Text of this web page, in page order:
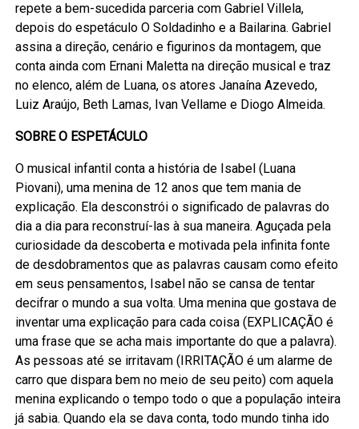
repete a bem-sucedida parceria com Gabriel Villela,
depois do espetáculo O Soldadinho e a Bailarina. Gabriel
assina a direção, cenário e figurinos da montagem, que
conta ainda com Ernani Maletta na direção musical e traz
no elenco, além de Luana, os atores Janaína Azevedo,
Luiz Araújo, Beth Lamas, Ivan Vellame e Diogo Almeida.
SOBRE O ESPETÁCULO
O musical infantil conta a história de Isabel (Luana
Piovani), uma menina de 12 anos que tem mania de
explicação. Ela desconstrói o significado de palavras do
dia a dia para reconstruí-las à sua maneira. Aguçada pela
curiosidade da descoberta e motivada pela infinita fonte
de desdobramentos que as palavras causam como efeito
em seus pensamentos, Isabel não se cansa de tentar
decifrar o mundo a sua volta. Uma menina que gostava de
inventar uma explicação para cada coisa (EXPLICAÇÃO é
uma frase que se acha mais importante do que a palavra).
As pessoas até se irritavam (IRRITAÇÃO é um alarme de
carro que dispara bem no meio de seu peito) com aquela
menina explicando o tempo todo o que a população inteira
já sabia. Quando ela se dava conta, todo mundo tinha ido